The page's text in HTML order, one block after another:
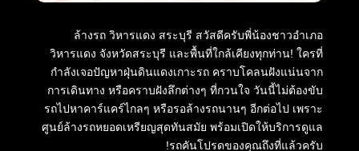
ล้างรถ วิหารแดง สระบุรี สวัสดีครับพี่น้องชาวอำเภอ
วิหารแดง จังหวัดสระบุรี และพื้นที่ใกล้เคียงทุกท่าน! ใครที่
กำลังเจอปัญหาฝุ่นดินแดงเกาะรถ คราบโคลนฝังแน่นจาก
การเดินทาง หรือคราบฝังลึกต่างๆ ที่กวนใจ วันนี้ไม่ต้องขับ
รถไปหาคาร์แคร์ไกลๆ หรือรอล้างรถนานๆ อีกต่อไป เพราะ
ศูนย์ล้างรถหยอดเหรียญสุดทันสมัย พร้อมเปิดให้บริการดูแล
รถคันโปรดของคุณถึงที่แล้วครับ!